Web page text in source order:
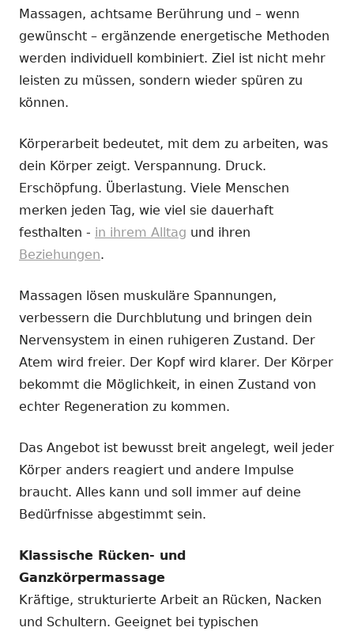
Massagen, achtsame Berührung und – wenn
gewünscht – ergänzende energetische Methoden
werden individuell kombiniert. Ziel ist nicht mehr
leisten zu müssen, sondern wieder spüren zu
können.
Körperarbeit bedeutet, mit dem zu arbeiten, was
dein Körper zeigt. Verspannung. Druck.
Erschöpfung. Überlastung. Viele Menschen
merken jeden Tag, wie viel sie dauerhaft
festhalten - in ihrem Alltag und ihren
Beziehungen.
Massagen lösen muskuläre Spannungen,
verbessern die Durchblutung und bringen dein
Nervensystem in einen ruhigeren Zustand. Der
Atem wird freier. Der Kopf wird klarer. Der Körper
bekommt die Möglichkeit, in einen Zustand von
echter Regeneration zu kommen.
Das Angebot ist bewusst breit angelegt, weil jeder
Körper anders reagiert und andere Impulse
braucht. Alles kann und soll immer auf deine
Bedürfnisse abgestimmt sein.
Klassische Rücken- und
Ganzkörpermassage
Kräftige, strukturierte Arbeit an Rücken, Nacken
und Schultern. Geeignet bei typischen